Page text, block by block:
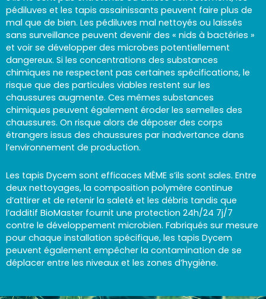
pédiluves et les tapis assainissants peuvent faire plus de
mal que de bien. Les pédiluves mal nettoyés ou laissés
sans surveillance peuvent devenir des « nids à bactéries »
et voir se développer des microbes potentiellement
dangereux. Si les concentrations des substances
chimiques ne respectent pas certaines spécifications, le
risque que des particules viables restent sur les
chaussures augmente. Ces mêmes substances
chimiques peuvent également éroder les semelles des
chaussures. On risque alors de déposer des corps
étrangers issus des chaussures par inadvertance dans
l’environnement de production.
Les tapis Dycem sont efficaces MÊME s’ils sont sales. Entre
deux nettoyages, la composition polymère continue
d’attirer et de retenir la saleté et les débris tandis que
l’additif BioMaster fournit une protection 24h/24 7j/7
contre le développement microbien. Fabriqués sur mesure
pour chaque installation spécifique, les tapis Dycem
peuvent également empêcher la contamination de se
déplacer entre les niveaux et les zones d’hygiène.